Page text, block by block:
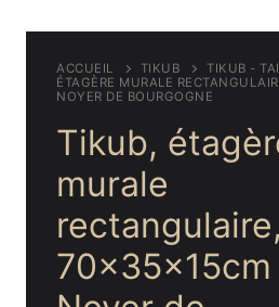
ACCUEIL TIKUB TIKUB -
ÉTAGÈRE MURALE
NOYER DE BOURGOGNE
Tikub,
murale
rectangulaire,
70x35x15cm